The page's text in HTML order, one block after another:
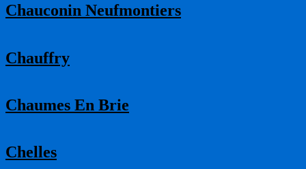
Chauconin Neufmontiers
Chauffry
Chaumes En Brie
Chelles